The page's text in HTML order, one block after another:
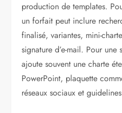
production de templates.
un forfait peut inclure
finalisé, variantes, mini-
signature d’e-mail. Pour
ajoute souvent une charte
PowerPoint, plaquette
réseaux sociaux et